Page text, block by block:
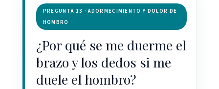
PREGUNTA 13 · ADORMECIMIENTO Y DOLOR DE
HOMBRO
¿Por qué se me duerme el
brazo y los dedos si me
duele el hombro?